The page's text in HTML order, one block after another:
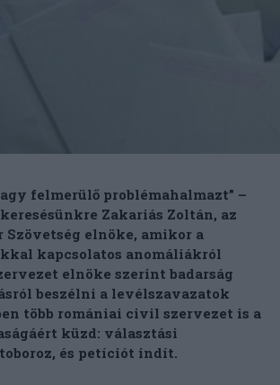
felmerülő problémahalmazt” –
Zakariás Zoltán, az
elnöke, amikor a
kapcsolatos anomáliákról
elnöke szerint badarság
beszélni a levélszavazatok
több romániai civil szervezet is a
küzd: választási
és petíciót indít.